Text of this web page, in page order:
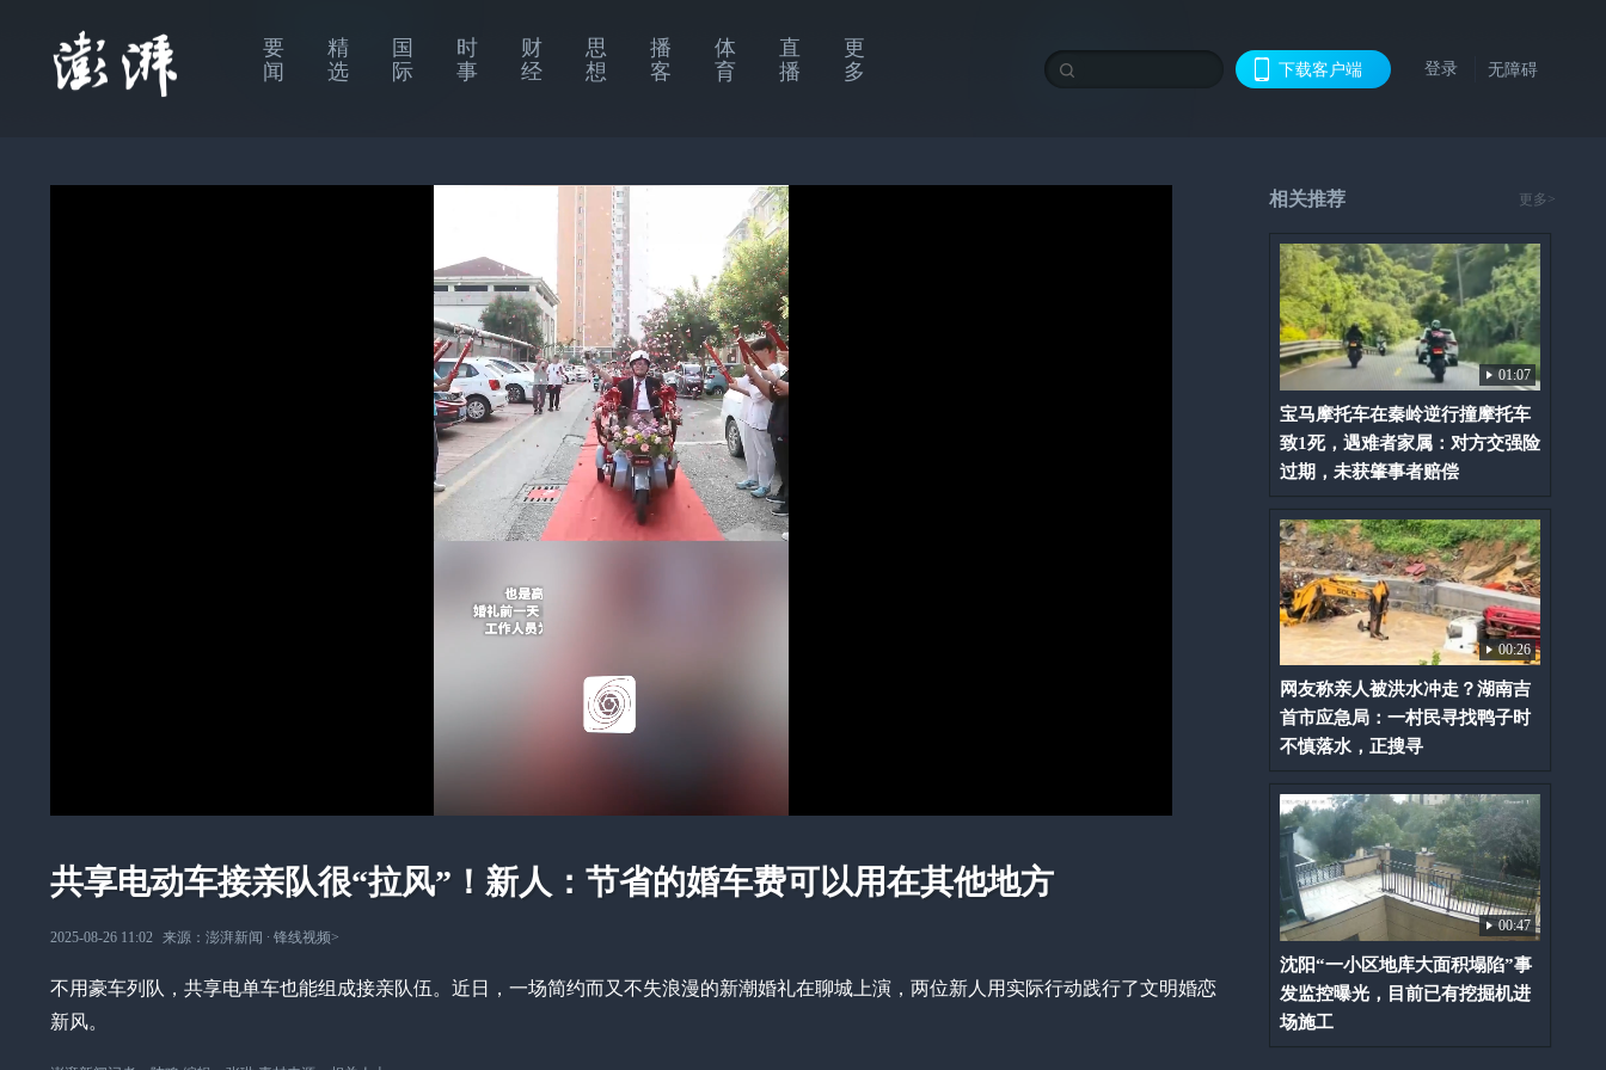
要
闻
精
选
国
际
时
事
财
经
思
想
播
客
体
育
直
播
更
多
下载客户端 登录 无障碍
共享电动车接亲队很“拉风”！新人：节省的婚车费可以用在其他地方
2025-08-26 11:02 来源： 澎湃新闻 ∙ 锋线视频>
不用豪车列队，共享电单车也能组成接亲队伍。近日，一场简约而又不失浪漫的新潮婚礼在聊城上演，两位新人用实际行动践行了文明婚恋
新风。
相关推荐 更多>
01:07
宝马摩托车在秦岭逆行撞摩托车
致1死，遇难者家属：对方交强险
过期，未获肇事者赔偿
00:26
网友称亲人被洪水冲走？湖南吉
首市应急局：一村民寻找鸭子时
不慎落水，正搜寻
00:47
沈阳“一小区地库大面积塌陷”事
发监控曝光，目前已有挖掘机进
场施工